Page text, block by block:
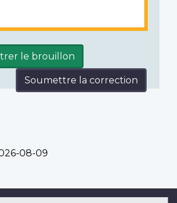
le brouillon
Soumettre la correction
08-09